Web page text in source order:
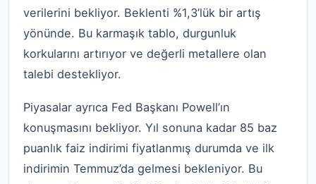
verilerini bekliyor. Beklenti %1,3’lük bir artış
yönünde. Bu karmaşık tablo, durgunluk
korkularını artırıyor ve değerli metallere olan
talebi destekliyor.
Piyasalar ayrıca Fed Başkanı Powell’ın
konuşmasını bekliyor. Yıl sonuna kadar 85 baz
puanlık faiz indirimi fiyatlanmış durumda ve ilk
indirimin Temmuz’da gelmesi bekleniyor. Bu